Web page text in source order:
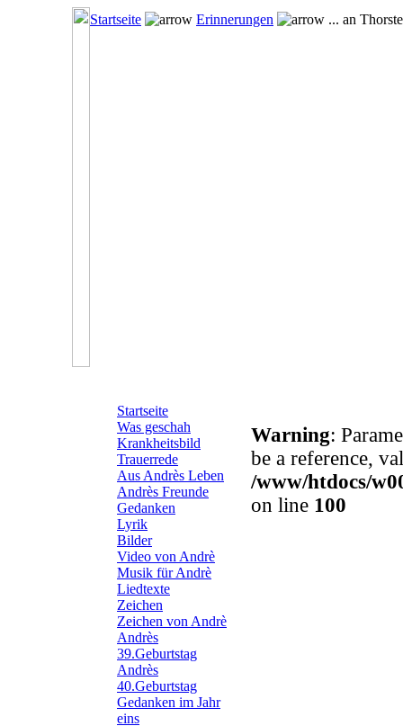
Startseite Erinnerungen ... an
Startseite
Was geschah
Krankheitsbild
Trauerrede
Aus Andrès Leben
Andrès Freunde
Gedanken
Lyrik
Bilder
Video von Andrè
Musik für Andrè
Liedtexte
Zeichen
Zeichen von Andrè
Andrès
39.Geburtstag
Andrès
40.Geburtstag
Gedanken im Jahr
eins
Warning:
be a reference,
/www/htdocs/
on line 100